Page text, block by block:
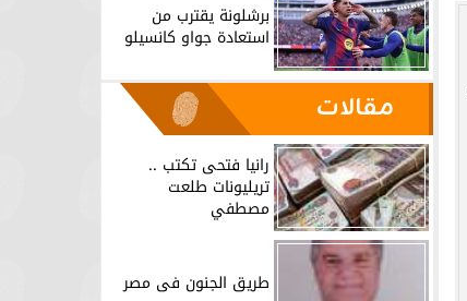
برشلونة يقترب من
استعادة جواو كانسيلو
مقالات
رانيا فتحى تكتب ..
تريليونات طلعت
مصطفي
طريق الجنون فى مصر